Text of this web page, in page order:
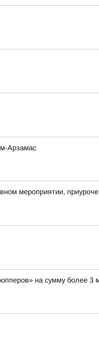
Арзамас
мероприятии,
на сумму более 3